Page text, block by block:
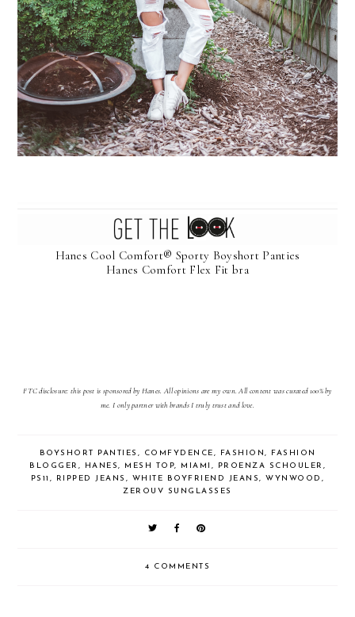
Hanes Cool Comfort® Sporty Boyshort Panties
Hanes Comfort Flex Fit bra
FTC disclosure: this post is sponsored by Hanes. All opinions are my own. All content was curated 100% by
me. I only partner with brands I truly trust and love.
BOYSHORT PANTIES , COMFYDENCE, FASHION,
FASHION
BLOGGER , HANES, MESH TOP, MIAMI , PROENZA SCHOULER ,
PS11 , RIPPED JEANS , WHITE BOYFRIEND JEANS,WYNWOOD ,
ZEROUV SUNGLASSES
4 COMMENTS